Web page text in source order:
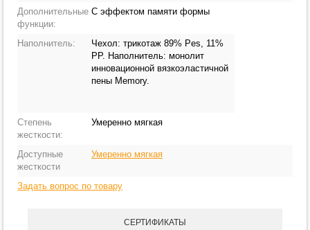
Дополнительные
функции:
С эффектом памяти формы
Наполнитель:
Чехол: трикотаж 89% Pes, 11%
PP. Наполнитель: монолит
инновационной вязкоэластичной
пены Memory.
Степень
жесткости:
Умеренно мягкая
Доступные
жесткости
Умеренно мягкая
Задать вопрос по товару
СЕРТИФИКАТЫ